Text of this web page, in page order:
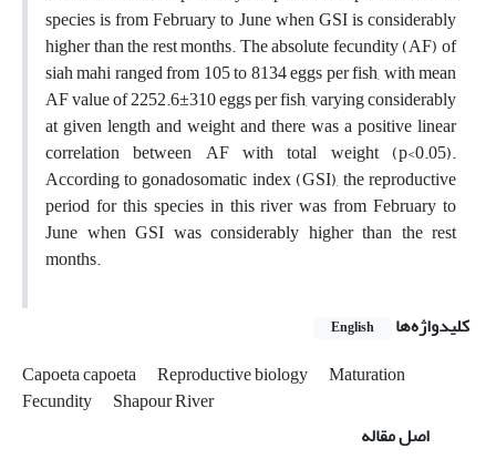
species is from February to June when GSI is considerably
higher than the rest months. The absolute fecundity (AF) of
siah mahi ranged from 105 to 8134 eggs per fish, with mean
AF value of 2252.6±310 eggs per fish, varying considerably
at given length and weight and there was a positive linear
correlation between AF with total weight (p<0.05).
According to gonadosomatic index (GSI), the reproductive
period for this species in this river was from February to
June when GSI was considerably higher than the rest
months.
کلیدواژه‌ها
English
Capoeta capoeta Reproductive biology
Maturation
Fecundity
Shapour River
اصل مقاله